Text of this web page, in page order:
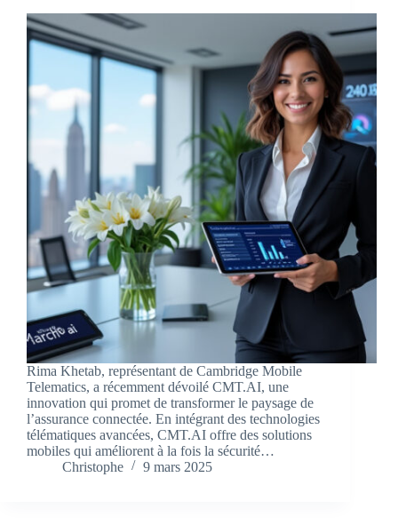
Rima Khetab, représentant de Cambridge Mobile
Telematics, a récemment dévoilé CMT.AI, une
innovation qui promet de transformer le paysage de
l’assurance connectée. En intégrant des technologies
télématiques avancées, CMT.AI offre des solutions
mobiles qui améliorent à la fois la sécurité…
Christophe
9 mars 2025